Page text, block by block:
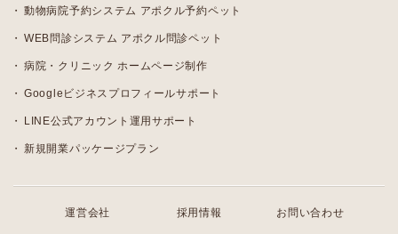
動物病院予約システム アポクル予約ペット
WEB問診システム アポクル問診ペット
病院・クリニック ホームページ制作
Googleビジネスプロフィールサポート
LINE公式アカウント運用サポート
新規開業パッケージプラン
運営会社 採用情報 お問い合わせ